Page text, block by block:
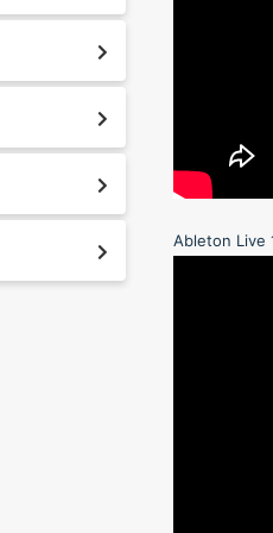
Ableton Live